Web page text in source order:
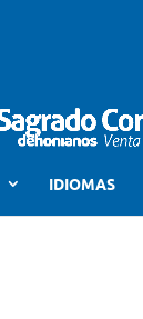
IDIOMAS